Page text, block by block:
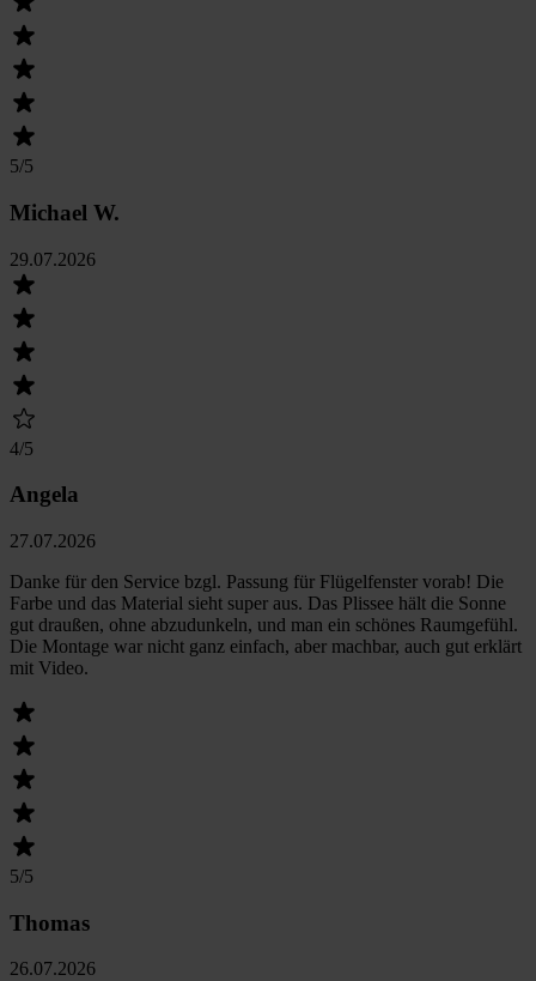
5/5
Michael W.
29.07.2026
4/5
Angela
27.07.2026
Danke für den Service bzgl. Passung für Flügelfenster vorab! Die
Farbe und das Material sieht super aus. Das Plissee hält die Sonne
gut draußen, ohne abzudunkeln, und man ein schönes Raumgefühl.
Die Montage war nicht ganz einfach, aber machbar, auch gut erklärt
mit Video.
5/5
Thomas
26.07.2026